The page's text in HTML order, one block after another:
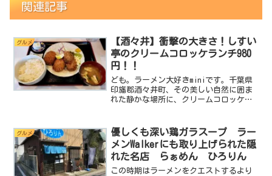
関連記事
グルメ
【酒々井】衝撃の大きさ！しすい
亭のクリームコロッケランチ980
円！！
ども。ラーメン大好きminiです。千葉県
印旛郡酒々井町、その美しい自然に囲ま
れた静かな場所に、クリームコロッケ愛
の特別なランチ体験を紹介し、その魅力
を余すことなく探りま...
グルメ
優しくも深い鶏ガラスープ ラー
メンWalkerにも取り上げられた隠
れた名店 らぁめん ひろりん
この時期はラーメンをクエストするより